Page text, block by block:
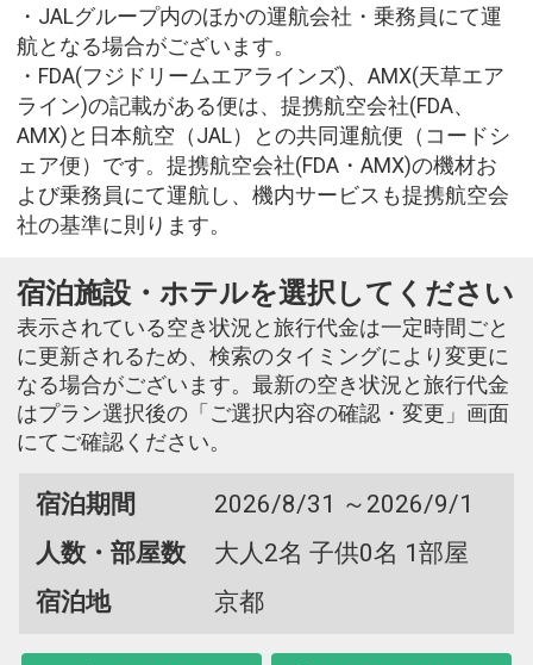
・JALグループ内のほかの運航会社・乗務員にて運
航となる場合がございます。
・FDA(フジドリームエアラインズ)、AMX(天草エア
ライン)の記載がある便は、提携航空会社(FDA、
AMX)と日本航空（JAL）との共同運航便（コードシ
ェア便）です。提携航空会社(FDA・AMX)の機材お
よび乗務員にて運航し、機内サービスも提携航空会
社の基準に則ります。
宿泊施設・ホテルを選択してください
表示されている空き状況と旅行代金は一定時間ごと
に更新されるため、検索のタイミングにより変更に
なる場合がございます。最新の空き状況と旅行代金
はプラン選択後の「ご選択内容の確認・変更」画面
にてご確認ください。
宿泊期間
2026/8/31 ～2026/9/1
人数・部屋数
大人2名 子供0名 1部屋
宿泊地
京都